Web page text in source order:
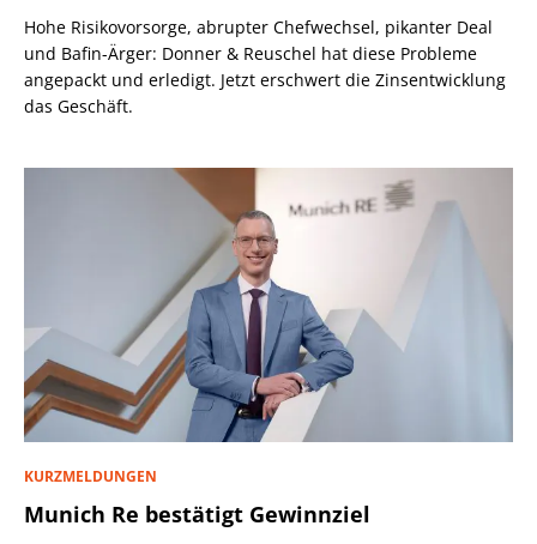
Hohe Risikovorsorge, abrupter Chefwechsel, pikanter Deal
und Bafin-Ärger: Donner & Reuschel hat diese Probleme
angepackt und erledigt. Jetzt erschwert die Zinsentwicklung
das Geschäft.
KURZMELDUNGEN
Munich Re bestätigt Gewinnziel